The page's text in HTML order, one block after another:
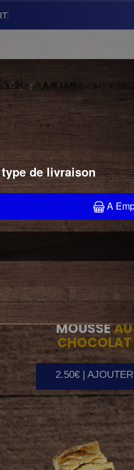
MOUSSEAU
CHOCOLAT
2.50€ | AJOUTER